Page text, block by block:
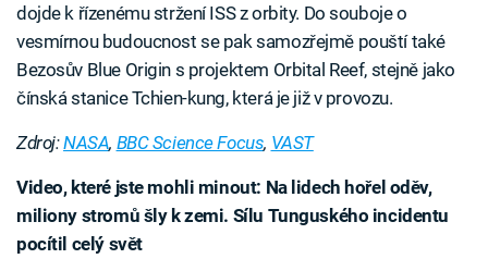
dojde k řízenému stržení ISS z orbity. Do souboje o
vesmírnou budoucnost se pak samozřejmě pouští také
Bezosův Blue Origin s projektem Orbital Reef, stejně jako
čínská stanice Tchien-kung, která je již v provozu.
Zdroj:NASA, BBC Science Focus, VAST
Video, které jste mohli minout: Na lidech hořel oděv,
miliony stromů šly k zemi. Sílu Tunguského incidentu
pocítil celý svět